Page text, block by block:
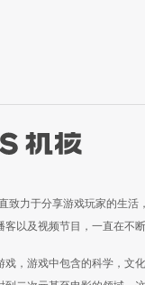
致力于分享游戏玩家的生活
以及视频节目，一直在不
戏，游戏中包含的科学，文